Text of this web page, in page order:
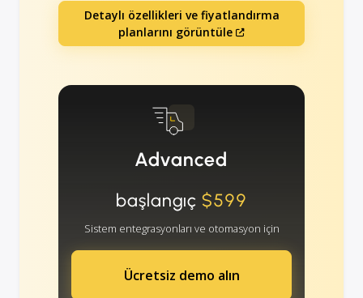
Detaylı özellikleri ve fiyatlandırma
planlarını görüntüle
Advanced
başlangıç$599
Sistem entegrasyonları ve otomasyon için
Ücretsiz demo alın